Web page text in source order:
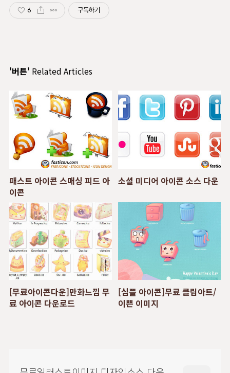
6 구독하기
'버튼' Related Articles
패스트 아이콘 스매싱 피드 아
이콘
소셜 미디어 아이콘 소스 다운
[무료아이콘다운]만화느낌 무
료 아이콘 다운로드
[심플 아이콘]무료 클립아트/
이쁜 이미지